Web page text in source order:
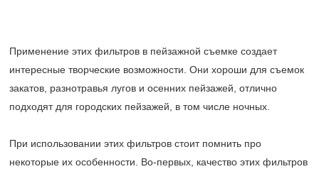
Применение этих фильтров в пейзажной съемке создает
интересные творческие возможности. Они хороши для съемок
закатов, разнотравья лугов и осенних пейзажей, отлично
подходят для городских пейзажей, в том числе ночных.
При использовании этих фильтров стоит помнить про
некоторые их особенности. Во-первых, качество этих фильтров